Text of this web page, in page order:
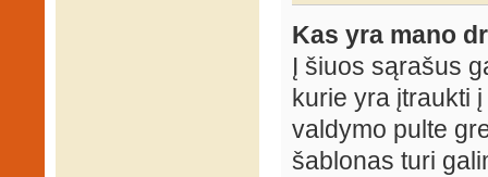
Kas yra mano
Į šiuos sąrašus
kurie yra įtraukti
valdymo pulte
šablonas turi